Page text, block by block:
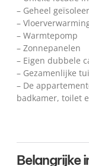
– Geheel
–
– Warmtepomp
– Zonnepanelen
– Eigen dubbele
– Gezamenlijke
– De
badkamer, toilet
Belangrijke